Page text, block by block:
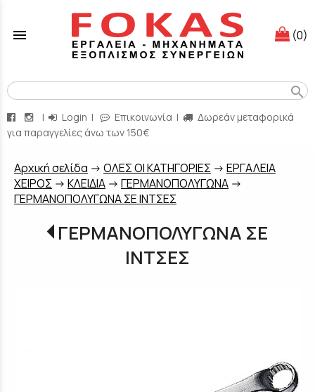
menu (0)
search
| Login | Επικοινωνία |
Δωρεάν μεταφορικά
για παραγγελίες άνω των 150€
Aρχική σελίδα -> ΟΛΕΣ ΟΙ ΚΑΤΗΓΟΡΙΕΣ -> ΕΡΓΑΛΕΙΑ
ΧΕΙΡΟΣ -> ΚΛΕΙΔΙΑ -> ΓΕΡΜΑΝΟΠΟΛΥΓΩΝΑ ->
ΓΕΡΜΑΝΟΠΟΛΥΓΩΝΑ ΣΕ ΙΝΤΣΕΣ
ΓΕΡΜΑΝΟΠΟΛΥΓΩΝΑ ΣΕ
ΙΝΤΣΕΣ